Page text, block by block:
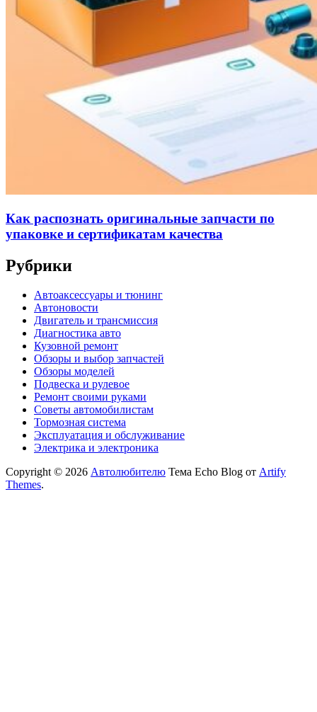
Как распознать оригинальные запчасти по
упаковке и сертификатам качества
Рубрики
Автоаксессуары и тюнинг
Автоновости
Двигатель и трансмиссия
Диагностика авто
Кузовной ремонт
Обзоры и выбор запчастей
Обзоры моделей
Подвеска и рулевое
Ремонт своими руками
Советы автомобилистам
Тормозная система
Эксплуатация и обслуживание
Электрика и электроника
Copyright © 2026 Автолюбителю Тема Echo Blog от Artify
Themes.